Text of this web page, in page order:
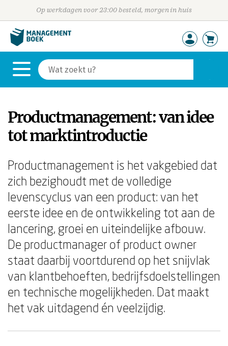
Op werkdagen voor 23:00 besteld, morgen in huis
Productmanagement: van idee
tot marktintroductie
Productmanagement is het vakgebied dat
zich bezighoudt met de volledige
levenscyclus van een product: van het
eerste idee en de ontwikkeling tot aan de
lancering, groei en uiteindelijke afbouw.
De productmanager of product owner
staat daarbij voortdurend op het snijvlak
van klantbehoeften, bedrijfsdoelstellingen
en technische mogelijkheden. Dat maakt
het vak uitdagend én veelzijdig.